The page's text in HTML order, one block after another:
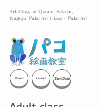
Art Class in Ozone, Kitaku,
Nagoya Pako Art Class / Pako Art
Board Contact Start Date